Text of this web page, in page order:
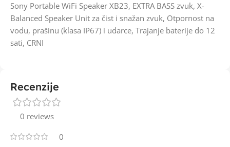
Sony Portable WiFi Speaker XB23, EXTRA BASS zvuk, X-
Balanced Speaker Unit za čist i snažan zvuk, Otpornost na
vodu, prašinu (klasa IP67) i udarce, Trajanje baterije do 12
sati, CRNI
Recenzije
0 reviews
0